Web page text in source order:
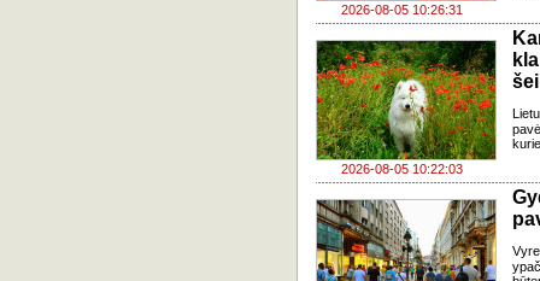
2026-08-05 10:26:31
2026-08-05 10:22:03